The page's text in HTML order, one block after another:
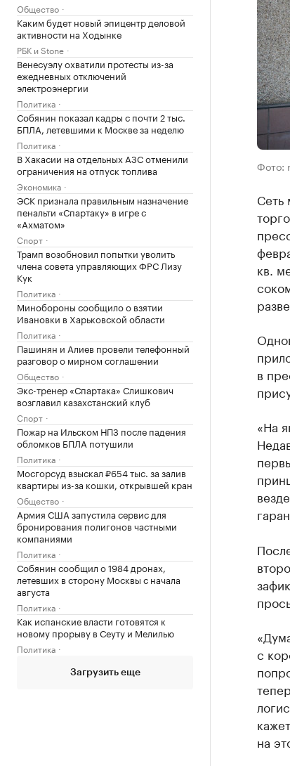
Общество
Каким будет новый эпицентр деловой
активности на Ходынке
РБК и Stone
Венесуэлу охватили протесты из-за
ежедневных отключений
электроэнергии
Политика
Собянин показал кадры с почти 2 тыс.
БПЛА, летевшими к Москве за неделю
Политика
В Хакасии на отдельных АЗС отменили
ограничения на отпуск топлива
Экономика
ЭСК признала правильным назначение
пенальти «Спартаку» в игре с
«Ахматом»
Спорт
Трамп возобновил попытки уволить
члена совета управляющих ФРС Лизу
Кук
Политика
Минобороны сообщило о взятии
Ивановки в Харьковской области
Политика
Пашинян и Алиев провели телефонный
разговор о мирном соглашении
Общество
Экс-тренер «Спартака» Слишкович
возглавил казахстанский клуб
Спорт
Пожар на Ильском НПЗ после падения
обломков БПЛА потушили
Политика
Мосгорсуд взыскал ₽654 тыс. за залив
квартиры из-за кошки, открывшей кран
Общество
Армия США запустила сервис для
бронирования полигонов частными
компаниями
Политика
Собянин сообщил о 1984 дронах,
летевших в сторону Москвы с начала
августа
Политика
Как испанские власти готовятся к
новому прорыву в Сеуту и Мелилью
Политика
Загрузить еще
Фото:
Сеть
кв.
в
«На
с
на